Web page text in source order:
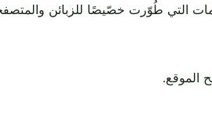
التي طُوّرت خصّيصًا للزبائن